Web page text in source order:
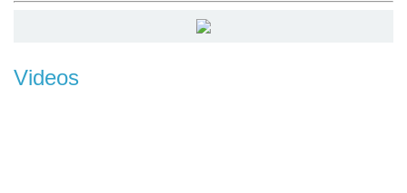
Videos